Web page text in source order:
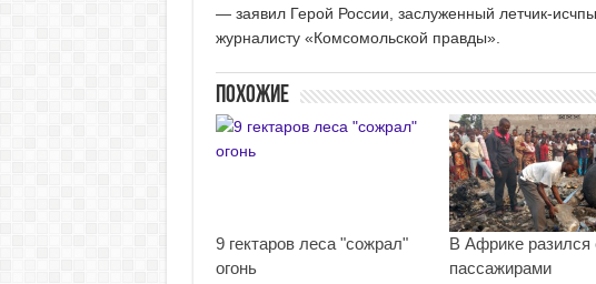
— заявил Герой России, заслуженный летчик-
журналисту «Комсомольской правды».
Похожие
9 гектаров леса "сожрал"
огонь
В Африке разился
пассажирами